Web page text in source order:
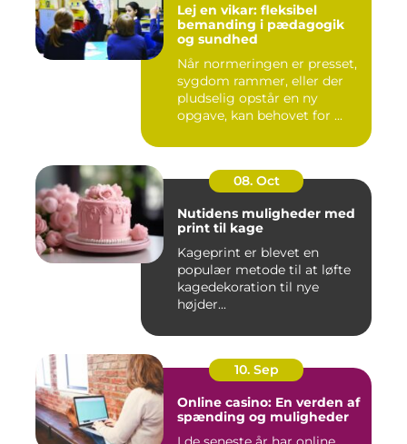
Lej en vikar: fleksibel
bemanding i pædagogik
og sundhed
Når normeringen er presset,
sygdom rammer, eller der
pludselig opstår en ny
opgave, kan behovet for ...
08. Oct
Nutidens muligheder med
print til kage
Kageprint er blevet en
populær metode til at løfte
kagedekoration til nye
højder...
10. Sep
Online casino: En verden af
spænding og muligheder